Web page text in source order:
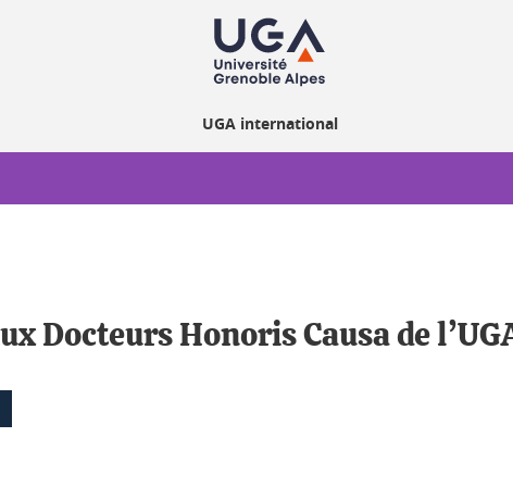
UGA international
Docteurs Honoris Causa de